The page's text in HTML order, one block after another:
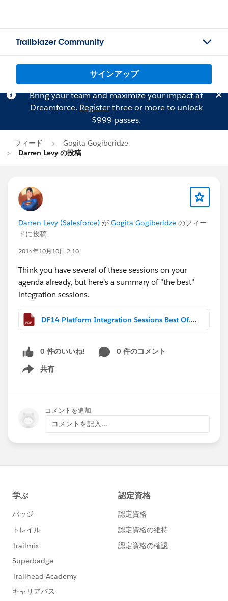
Trailblazer Community
サインアップ
Bring your team and maximize your impact at
Dreamforce. Registerthree or more to unlock
$999 passes.
フィード
Gogita Gogiberidze
Darren Levy の投稿
Darren Levy (Salesforce) が Gogita Gogiberidze のフィー
ドに投稿
2014年10月10日 2:10
Think you have several of these sessions on your
agenda already, but here's a summary of "the best"
integration sessions.
DF14 Platform Integration Sessions Best Of.pdf
0 件のいいね!
0 件のコメント
共有
Show menu
コメントを追加
コメントを記入...